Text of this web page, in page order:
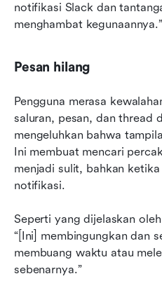
notifikasi Slack dan
menghambat kegunaannya.”
Pesan hilang
Pengguna merasa
saluran, pesan, dan thread
mengeluhkan bahwa
Ini membuat mencari
menjadi sulit, bahkan
notifikasi.
Seperti yang dijelaskan
“[Ini] membingungkan dan
membuang waktu atau
sebenarnya.”